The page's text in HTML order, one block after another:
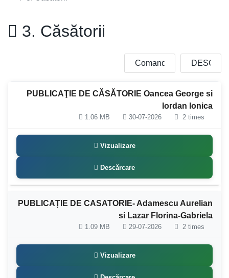
3. Căsătorii
PUBLICAŢIE DE CĂSĂTORIE Oancea George si
Iordan Ionica
1.06 MB 30-07-2026 2 times
Vizualizare
Descărcare
PUBLICAȚIE DE CASATORIE- Adamescu Aurelian
si Lazar Florina-Gabriela
1.09 MB 29-07-2026 2 times
Vizualizare